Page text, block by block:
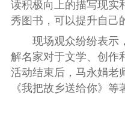
读积极向上的描写现实
秀图书，可以提升自己
现场观众纷纷表示
解名家对于文学、创作
活动结束后，马永娟老
《我把故乡送给你》等